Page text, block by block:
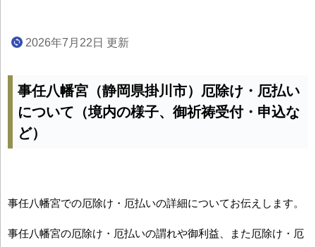
2026年7月22日 更新
事任八幡宮（静岡県掛川市）厄除け・厄払い
について（境内の様子、御祈祷受付・申込な
ど）
事任八幡宮での厄除け・厄払いの詳細についてお伝えします。
事任八幡宮の厄除け・厄払いの謂れや御利益、また厄除け・厄